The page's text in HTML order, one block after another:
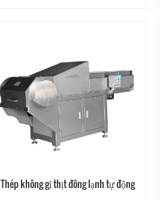
Thép không gỉ thịt đông lạnh tự động